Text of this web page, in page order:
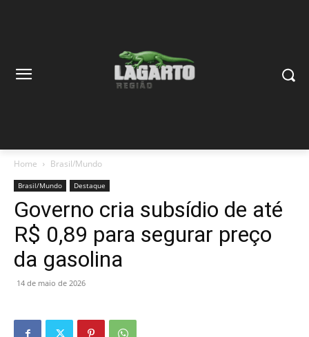
Home Brasil/Mundo
Brasil/Mundo Destaque
Governo cria subsídio de até
R$ 0,89 para segurar preço
da gasolina
14 de maio de 2026